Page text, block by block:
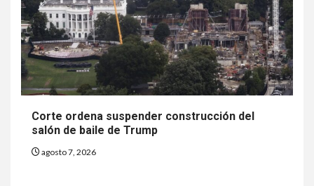
Corte ordena suspender construcción del
salón de baile de Trump
agosto 7, 2026
EE. UU. reporta sus primeras
dos muertes por Cyclospora
en Michigan
9
• ESTADOS UNIDOS HOGAR Y SALUD
NOTICIAS
Más casos de sarampión en
EEUU este año que en 2025